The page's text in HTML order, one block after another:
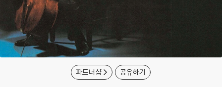
파트너샵 공유하기